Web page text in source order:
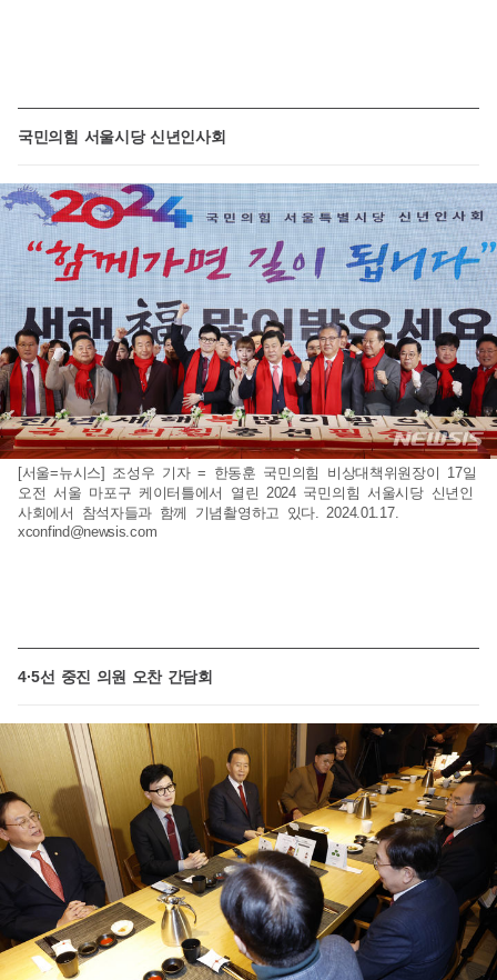
국민의힘 서울시당 신년인사회
[서울=뉴시스] 조성우 기자 = 한동훈 국민의힘 비상대책위원장이 17일
오전 서울 마포구 케이터틀에서 열린 2024 국민의힘 서울시당 신년인
사회에서 참석자들과 함께 기념촬영하고 있다. 2024.01.17.
xconfind@newsis.com
4·5선 중진 의원 오찬 간담회